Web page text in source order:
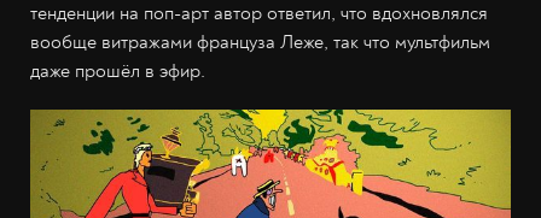
тенденции на поп-арт автор ответил, что вдохновлялся
вообще витражами француза Леже, так что мультфильм
даже прошёл в эфир.